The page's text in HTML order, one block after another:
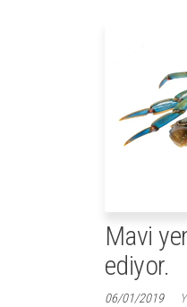
Mavi
ediyor.
06/01/2019